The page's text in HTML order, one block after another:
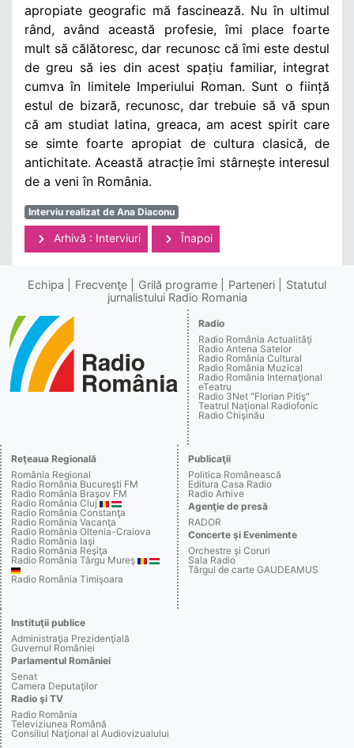
apropiate geografic mă fascinează. Nu în ultimul
rând, având această profesie, îmi place foarte
mult să călătoresc, dar recunosc că îmi este destul
de greu să ies din acest spațiu familiar, integrat
cumva în limitele Imperiului Roman. Sunt o ființă
estul de bizară, recunosc, dar trebuie să vă spun
că am studiat latina, greaca, am acest spirit care
se simte foarte apropiat de cultura clasică, de
antichitate. Această atracție îmi stârnește interesul
de a veni în România.
Interviu realizat de Ana Diaconu
Arhivă : Interviuri Înapoi
Echipa Frecvenţe Grilă programe Parteneri
Statutul
jurnalistului Radio Romania
Radio
Radio România Actualităţi
Radio Antena Satelor
Radio România Cultural
Radio România Muzical
Radio România Internaţional
eTeatru
Radio 3Net "Florian Pitiş"
Teatrul Naţional Radiofonic
Radio Chişinău
Reţeaua Regională
România Regional
Radio România Bucureşti FM
Radio România Braşov FM
Radio România Cluj
Radio România Constanţa
Radio România Vacanţa
Radio România Oltenia-Craiova
Radio România Iaşi
Radio România Reşiţa
Radio România Târgu Mureş
Radio România Timişoara
Publicaţii
Politica Românească
Editura Casa Radio
Radio Arhive
Agenţie de presă
RADOR
Concerte şi Evenimente
Orchestre şi Coruri
Sala Radio
Târgul de carte GAUDEAMUS
Instituţii publice
Administraţia Prezidenţială
Guvernul României
Parlamentul României
Senat
Camera Deputaţilor
Radio şi TV
Radio România
Televiziunea Română
Consiliul Naţional al Audiovizualului